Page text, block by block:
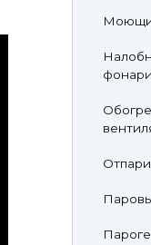
фонари